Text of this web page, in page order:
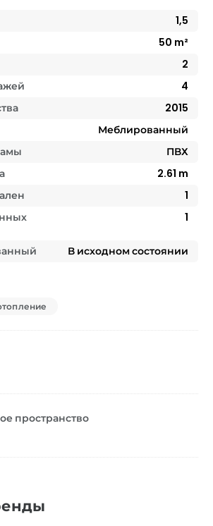
1,5
50 m²
2
4
2015
Меблированный
ПВХ
2.61 m
1
1
В исходном состоянии
пространство